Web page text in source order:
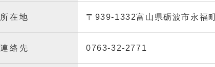
所在地 〒939-1332富山県砺波市永
連絡先 0763-32-2771